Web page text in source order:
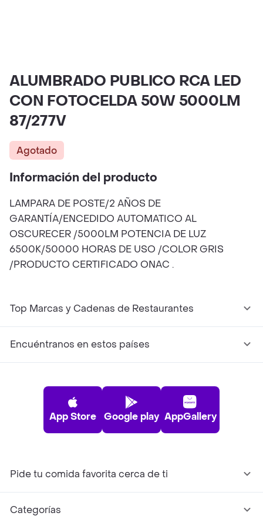
ALUMBRADO PUBLICO RCA LED
CON FOTOCELDA 50W 5000LM
87/277V
Agotado
Información del producto
LAMPARA DE POSTE/2 AÑOS DE
GARANTÍA/ENCEDIDO AUTOMATICO AL
OSCURECER /5000LM POTENCIA DE LUZ
6500K/50000 HORAS DE USO /COLOR GRIS
/PRODUCTO CERTIFICADO ONAC .
Top Marcas y Cadenas de Restaurantes
Encuéntranos en estos países
App Store Google play AppGallery
Pide tu comida favorita cerca de ti
Categorías